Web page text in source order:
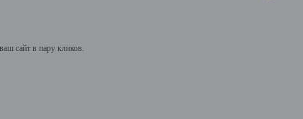
сайт в пару кликов.